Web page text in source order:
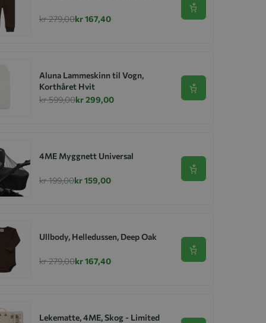
kr 279,00kr 167,40
Se produkt
Aluna Lammeskinn til Vogn,
Korthåret Hvit
kr 599,00kr 299,00
Se produkt
4ME Myggnett Universal
kr 199,00kr 159,00
Se produkt
Ullbody, Helledussen, Deep Oak
kr 279,00kr 167,40
Se produkt
Lekematte, 4ME, Skog - Limited